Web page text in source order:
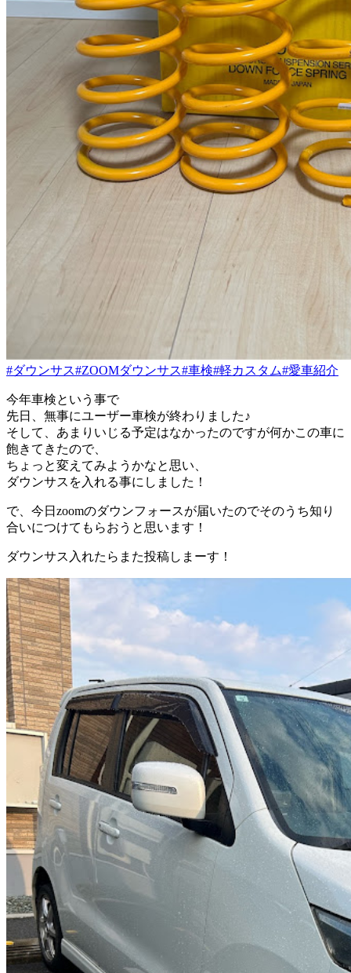
#ダウンサス#ZOOMダウンサス#車検#軽カスタム#愛車紹介
今年車検という事で
先日、無事にユーザー車検が終わりました♪
そして、あまりいじる予定はなかったのですが何かこの車に
飽きてきたので、
ちょっと変えてみようかなと思い、
ダウンサスを入れる事にしました！
で、今日zoomのダウンフォースが届いたのでそのうち知り
合いにつけてもらおうと思います！
ダウンサス入れたらまた投稿しまーす！